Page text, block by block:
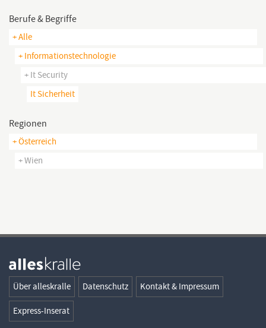
Berufe & Begriffe
+ Alle
+ Informationstechnologie
+ It Security
It Sicherheit
Regionen
+ Österreich
+ Wien
Über alleskralle Datenschutz Kontakt & Impressum
Express-Inserat